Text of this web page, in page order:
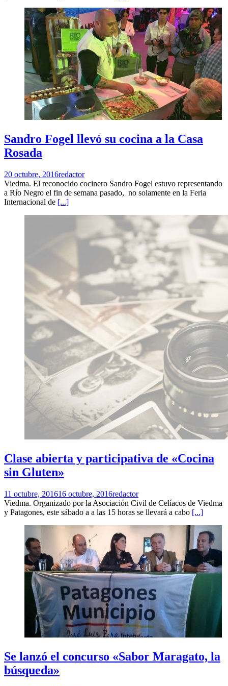
Sandro Fogel llevó su cocina a la Casa
Rosada
20 octubre, 2016redactor
Viedma. El reconocido cocinero Sandro Fogel estuvo representando
a Río Negro el fin de semana pasado, no solamente en la Feria
Internacional de [...]
Clase abierta y participativa de «Cocina
sin Gluten»
11 octubre, 201616 octubre, 2016redactor
Viedma. Organizado por la Asociación Civil de Celíacos de Viedma
y Patagones, este sábado a a las 15 horas se llevará a cabo [...]
Se lanzó el concurso «Sabor Maragato, la
búsqueda»